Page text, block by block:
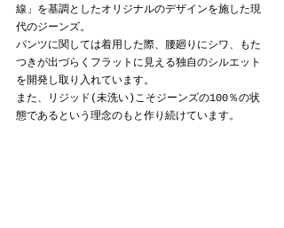
線」を基調としたオリジナルのデザインを施した現
代のジーンズ。
パンツに関しては着用した際、腰廻りにシワ、もた
つきが出づらくフラットに見える独自のシルエット
を開発し取り入れています。
また、リジッド(未洗い)こそジーンズの100％の状
態であるという理念のもと作り続けています。